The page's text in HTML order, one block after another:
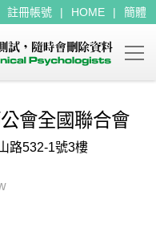
註冊帳號 HOME 簡體
會全國聯合會
路532-1號3樓